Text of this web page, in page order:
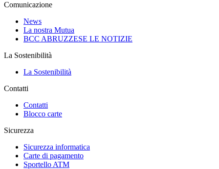
Comunicazione
News
La nostra Mutua
BCC ABRUZZESE LE NOTIZIE
La Sostenibilità
La Sostenibilità
Contatti
Contatti
Blocco carte
Sicurezza
Sicurezza informatica
Carte di pagamento
Sportello ATM